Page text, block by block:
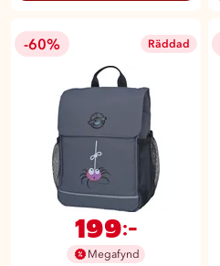
-60% Räddad
199:-
Megafynd